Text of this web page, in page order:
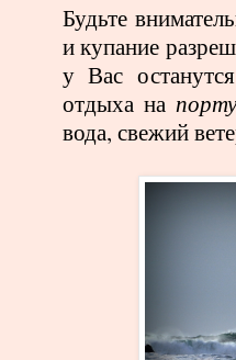
Будьте
и купание
у Вас
отдыха на
вода, свежий